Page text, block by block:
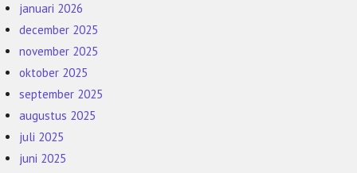
januari 2026
december 2025
november 2025
oktober 2025
september 2025
augustus 2025
juli 2025
juni 2025